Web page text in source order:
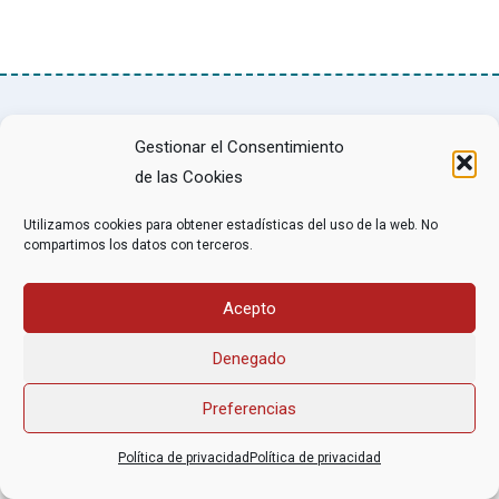
Gestionar el Consentimiento
de las Cookies
Utilizamos cookies para obtener estadísticas del uso de la web. No
compartimos los datos con terceros.
Acepto
Denegado
Preferencias
Política de privacidad Política de privacidad
Asociación Federal Derecho a Morir Dignamente (DMD)